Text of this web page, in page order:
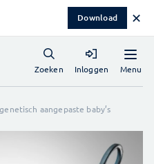
Download ✕
Menu
Zoeken Inloggen
aangepaste baby’s